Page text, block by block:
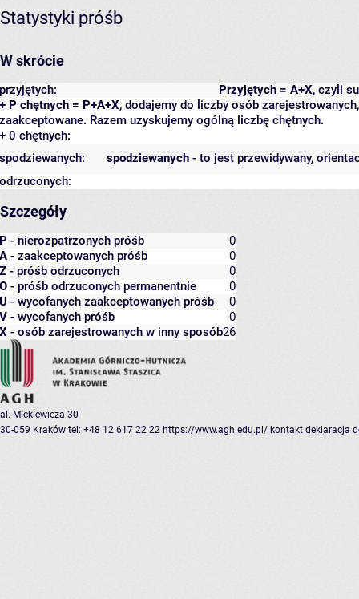
Statystyki próśb
W skrócie
Przyjętych = A+X, czyli
przyjętych:
+ P chętnych = P+A+X, dodajemy do liczby osób
zaakceptowane. Razem uzyskujemy ogólną liczbę chętnych.
+ 0 chętnych:
spodziewanych - to jest przewidywany,
spodziewanych:
odrzuconych:
Szczegóły
P - nierozpatrzonych próśb
0
A - zaakceptowanych próśb
0
Z - próśb odrzuconych
0
O - próśb odrzuconych permanentnie
0
U - wycofanych zaakceptowanych próśb
0
V - wycofanych próśb
0
X - osób zarejestrowanych w inny sposób26
al. Mickiewicza 30
30-059 Kraków tel: +48 12 617 22 22 https://www.agh.edu.pl/ kontakt deklaracja